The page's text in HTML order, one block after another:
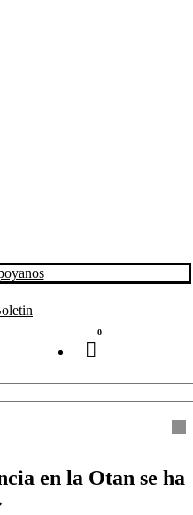
0
en la Otan se ha